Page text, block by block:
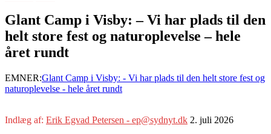
Glant Camp i Visby: – Vi har plads til den
helt store fest og naturoplevelse – hele
året rundt
EMNER:Glant Camp i Visby: - Vi har plads til den helt store fest og
naturoplevelse - hele året rundt
Indlæg af: Erik Egvad Petersen - ep@sydnyt.dk 2. juli 2026